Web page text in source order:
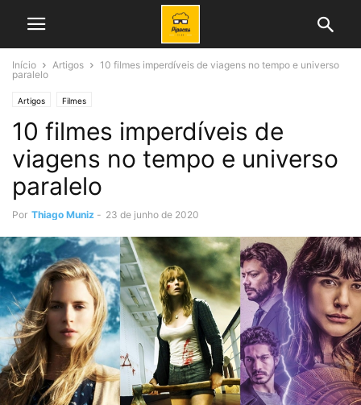
Início Artigos
10 filmes imperdíveis de viagens no tempo e universo
paralelo
Artigos Filmes
10 filmes imperdíveis de
viagens no tempo e universo
paralelo
Por Thiago Muniz - 23 de junho de 2020